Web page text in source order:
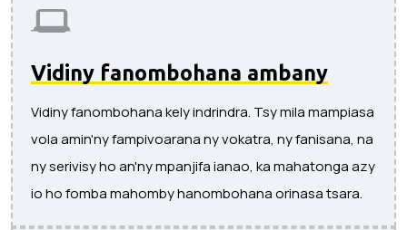
Vidiny fanombohana ambany
Vidiny fanombohana kely indrindra. Tsy mila mampiasa
vola amin'ny fampivoarana ny vokatra, ny fanisana, na
ny serivisy ho an'ny mpanjifa ianao, ka mahatonga azy
io ho fomba mahomby hanombohana orinasa tsara.